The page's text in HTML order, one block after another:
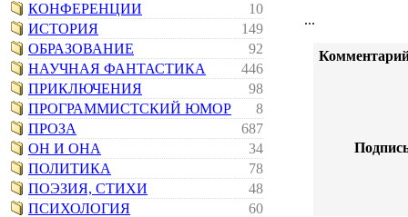
КОНФЕРЕНЦИИ
10
ИСТОРИЯ
149
ОБРАЗОВАНИЕ
92
НАУЧНАЯ ФАНТАСТИКА
446
ПРИКЛЮЧЕНИЯ
98
ПРОГРАММИСТСКИЙ ЮМОР
8
ПРОЗА
687
ОН И ОНА
34
ПОЛИТИКА
78
ПОЭЗИЯ, СТИХИ
48
ПСИХОЛОГИЯ
60
...